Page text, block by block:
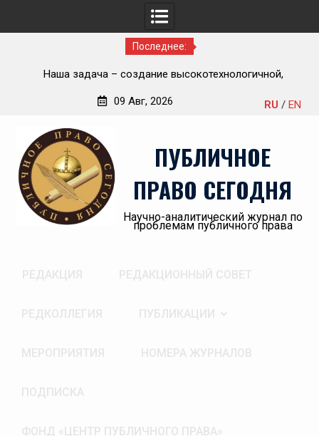
Последнее:
Наша задача – создание высокотехнологичной,
экспертной системы России
RU /EN
09 Авг, 2026
содержимому
ПУБЛИЧНОЕ
ПРАВО СЕГОДНЯ
Научно-аналитический журнал по
проблемам публичного права